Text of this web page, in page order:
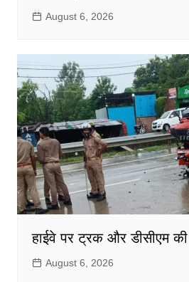
August 6, 2026
हाईवे पर ट्रक और डीसीएम
August 6, 2026